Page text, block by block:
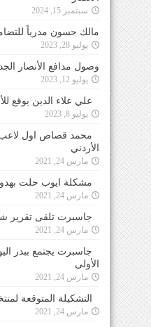
سبتمبر 15, 2024
مالك حسون مدرباً
يوليو 28, 2023
وصول مدافع الأنصار
يوليو 12, 2023
علي علاء الدين يوقع
يوليو 8, 2023
محمد قصاص اول لاعب
الأردني
مارس 24, 2021
مشكلة ايوب حلت
مارس 24, 2021
جاسبرت تلقى تقرير
مارس 24, 2021
جاسبرت يجتمع ببدر
الأولى
مارس 24, 2021
التشكيلة المتوقعة
مارس 24, 2021